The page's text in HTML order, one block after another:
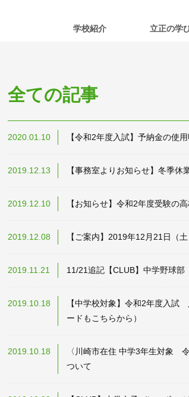
付属 立正中学校・高等
学校紹介 立正の学
全ての記事
2020.01.10 【令和2年度入試】予納金の使
2019.12.13 【事務室よりお知らせ】冬季
2019.12.10 【お知らせ】令和2年度受験の
2019.12.08 【ご案内】2019年12月21日（
2019.11.21 11/21追記【CLUB】中学野球部
2019.10.18
【中学校対象】令和2年度入試
ードもこちらから）
2019.10.18
〈川崎市在住 中学3年生対象
ついて